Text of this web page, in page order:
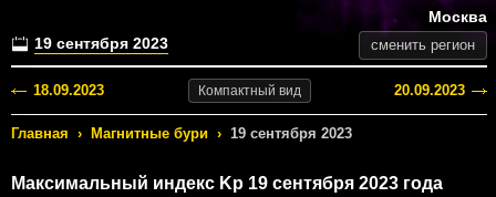
19 сентября 2023
Москва
сменить регион
18.09.2023 Компактный вид 20.09.2023
Главная › Магнитные бури › 19 сентября 2023
Максимальный индекс Kp 19 сентября 2023 года